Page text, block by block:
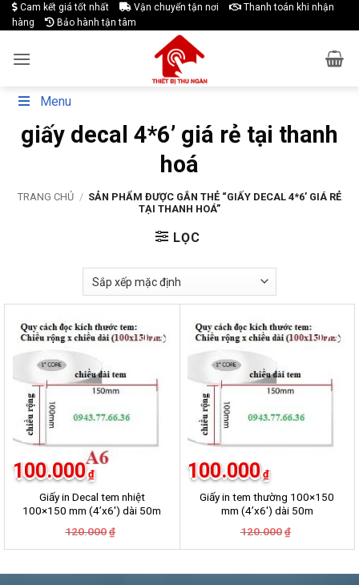
Skip
to
Cam kết giá tốt nhất Vận chuyển tận nơi
Thanh toán khi nhận
hàng
Bảo hành tận tâm
Menu
giấy decal 4*6’ giá rẻ tại thanh
hoá
TRANG CHỦ / SẢN PHẨM ĐƯỢC GẮN THẺ “GIẤY DECAL 4*6’ GIÁ RẺ
TẠI THANH HOÁ”
LỌC
-17%
Giấy in Decal tem nhiệt
100×150 mm (4’x6′) dài 50m
120.000 ₫
là:
100.000 ₫
tại
100.000₫.
-17%
Giấy in tem thường 100×150
mm (4’x6′) dài 50m
120.000 ₫
là:
100.000 ₫
tại
100.000₫.